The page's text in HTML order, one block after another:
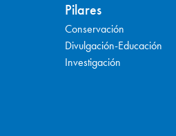
Pilares
Conservación
Divulgación-Educación
Investigación